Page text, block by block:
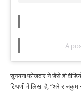
A
सुनयना फोजदार ने जैसे ही
टिप्पणी में लिखा है, “अरे